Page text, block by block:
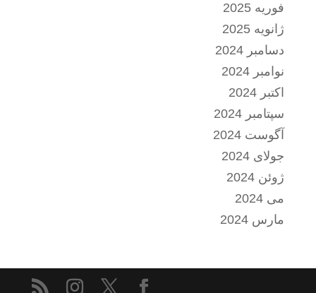
فوریه 2025
ژانویه 2025
دسامبر 2024
نوامبر 2024
اکتبر 2024
سپتامبر 2024
آگوست 2024
جولای 2024
ژوئن 2024
می 2024
مارس 2024